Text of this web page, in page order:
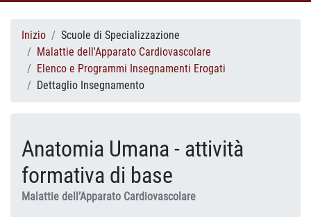
Inizio
Scuole di Specializzazione
Malattie dell'Apparato Cardiovascolare
Elenco e Programmi Insegnamenti Erogati
Dettaglio Insegnamento
Anatomia Umana - attività
formativa di base
Malattie dell’Apparato Cardiovascolare